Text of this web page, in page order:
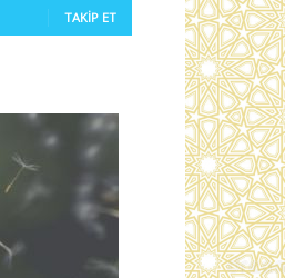
TAKIP ET